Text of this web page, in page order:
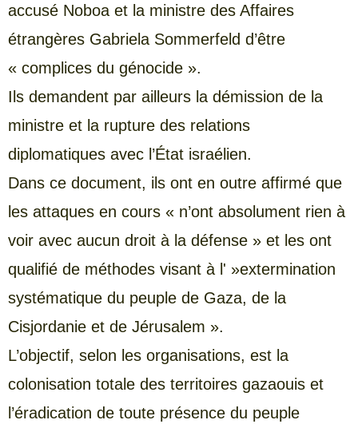
accusé Noboa et la ministre des Affaires
étrangères Gabriela Sommerfeld d’être
« complices du génocide ».
Ils demandent par ailleurs la démission de la
ministre et la rupture des relations
diplomatiques avec l’État israélien.
Dans ce document, ils ont en outre affirmé que
les attaques en cours « n’ont absolument rien à
voir avec aucun droit à la défense » et les ont
qualifié de méthodes visant à l' »extermination
systématique du peuple de Gaza, de la
Cisjordanie et de Jérusalem ».
L’objectif, selon les organisations, est la
colonisation totale des territoires gazaouis et
l’éradication de toute présence du peuple